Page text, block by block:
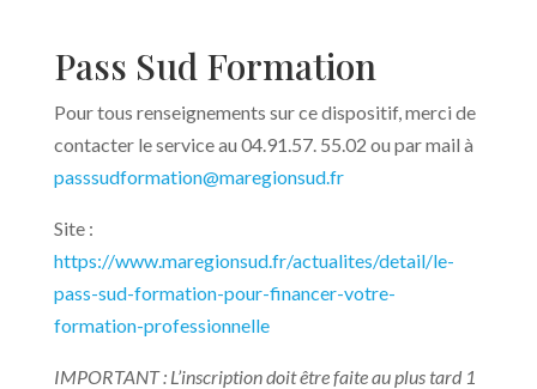
Pass Sud Formation
Pour tous renseignements sur ce dispositif, merci de
contacter le service au 04.91.57. 55.02 ou par mail à
passsudformation@maregionsud.fr
Site :
https://www.maregionsud.fr/actualites/detail/le-
pass-sud-formation-pour-financer-votre-
formation-professionnelle
IMPORTANT : L’inscription doit être faite au plus tard 1